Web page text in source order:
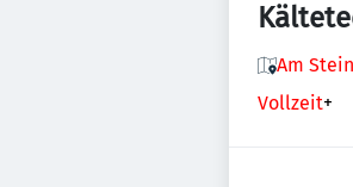
Am
Vollzeit+